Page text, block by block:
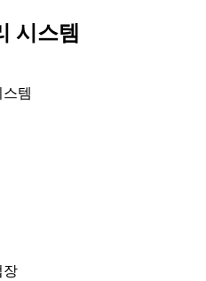
시스템
템
장